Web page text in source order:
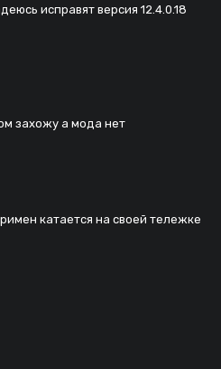
исправят версия 12.4.0.18
захожу а мода нет
катается на своей тележке